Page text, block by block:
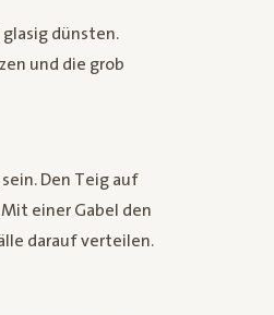
dünsten.
und die grob
Den Teig auf
einer Gabel den
darauf verteilen.